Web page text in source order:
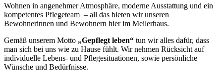
Wohnen in angenehmer Atmosphäre, moderne Ausstattung und ein
kompetentes Pflegeteam – all das bieten wir unseren
Bewohnerinnen und Bewohnern hier im Meilerhaus.
Gemäß unserem Motto „Gepflegt leben“ tun wir alles dafür, dass
man sich bei uns wie zu Hause fühlt. Wir nehmen Rücksicht auf
individuelle Lebens- und Pflegesituationen, sowie persönliche
Wünsche und Bedürfnisse.